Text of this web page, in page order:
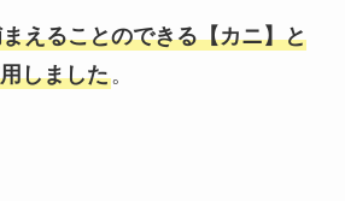
えることのできる【カニ】と
しました。